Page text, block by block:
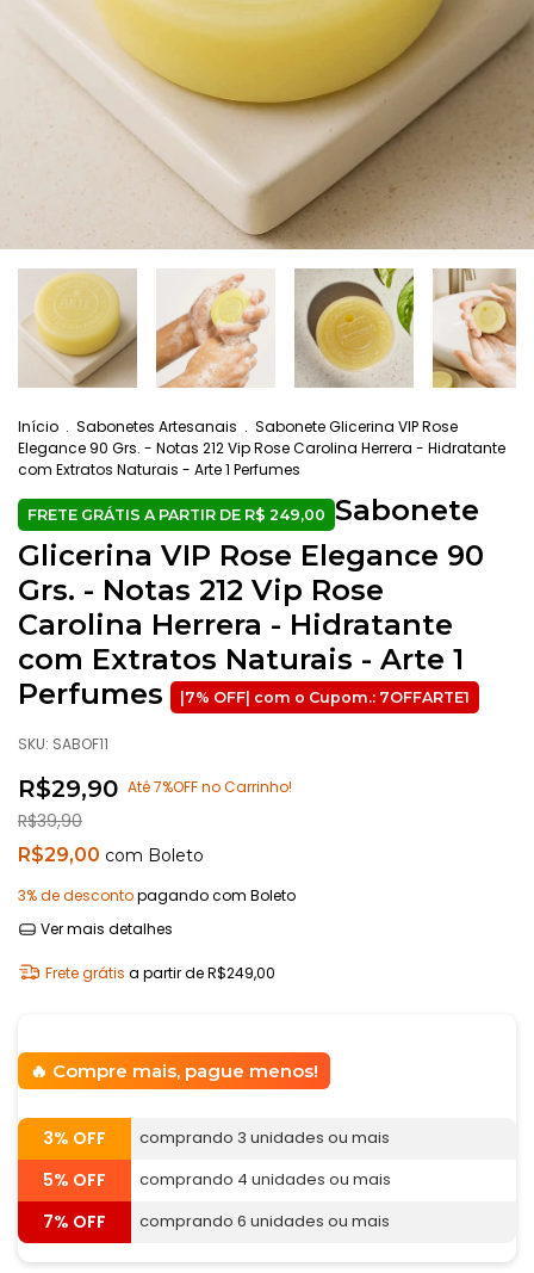
Início . Sabonetes Artesanais . Sabonete Glicerina VIP Rose
Elegance 90 Grs. - Notas 212 Vip Rose Carolina Herrera - Hidratante
com Extratos Naturais - Arte 1 Perfumes
Sabonete
Glicerina VIP Rose Elegance 90
Grs. - Notas 212 Vip Rose
Carolina Herrera - Hidratante
com Extratos Naturais - Arte 1
Perfumes
SKU: SABOF11
R$29,90 Até 7%OFF no Carrinho!
R$39,90
R$29,00 com Boleto
3% de descontopagando com Boleto
Ver mais detalhes
Frete grátis a partir deR$249,00
Compre mais, pague menos!
3% OFF comprando 3 unidades ou mais
5% OFF comprando 4 unidades ou mais
7% OFF comprando 6 unidades ou mais